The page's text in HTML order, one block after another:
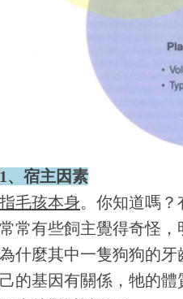
1、宿主因素
指毛孩本身。你知道嗎？
常常有些飼主覺得奇怪，
為什麼其中一隻狗狗的
己的基因有關係，牠的